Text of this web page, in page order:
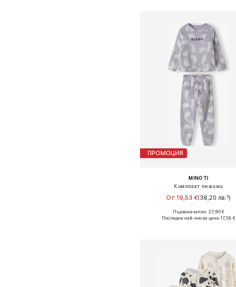
ПРОМОЦИЯ
MINOTI
Комплект пижама
От 19,53 €(38,20 лв.³)
Предлага се в много размери
Първоначално: 27,90 €
Последна най-ниска цена:17,58 €